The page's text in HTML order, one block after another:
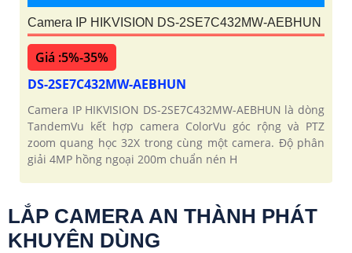
Camera IP HIKVISION DS-2SE7C432MW-AEBHUN
Giá :5%-35%
DS-2SE7C432MW-AEBHUN
Camera IP HIKVISION DS-2SE7C432MW-AEBHUN là dòng
TandemVu kết hợp camera ColorVu góc rộng và PTZ
zoom quang học 32X trong cùng một camera. Độ phân
giải 4MP hồng ngoại 200m chuẩn nén H
LẮP CAMERA AN THÀNH PHÁT
KHUYÊN DÙNG